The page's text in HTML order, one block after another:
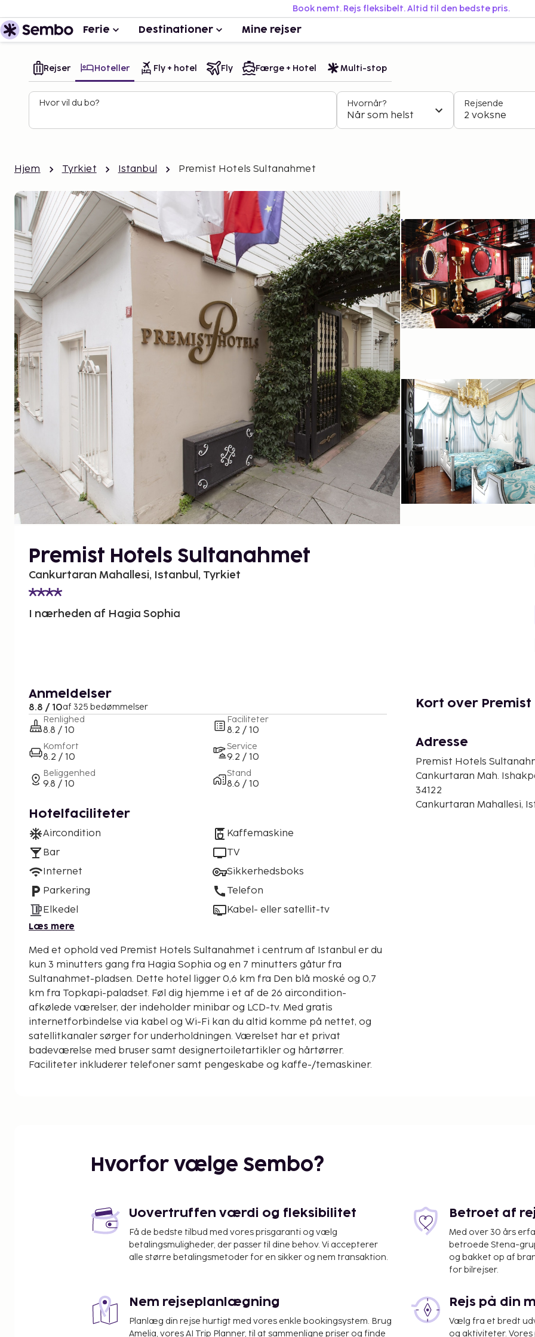
Book nemt. Rejs fleksibelt. Altid til den bedste pris.
Ferie Destinationer Mine rejser
Rejser Hoteller Fly + hotel Fly Færge + Hotel Multi-stop
Hvor vil du bo? Hvornår?
Når som helst
Rejsende
2 voksne
Hjem Tyrkiet Istanbul Premist Hotels Sultanahmet
Premist Hotels Sultanahmet
Cankurtaran Mahallesi, Istanbul, Tyrkiet
I nærheden af Hagia Sophia
Anmeldelser
8.8 / 10af 325 bedømmelser
Renlighed
8.8 / 10
Komfort
8.2 / 10
Beliggenhed
9.8 / 10
Faciliteter
8.2 / 10
Service
9.2 / 10
Stand
8.6 / 10
Hotelfaciliteter
Aircondition
Bar
Internet
Parkering
Elkedel
Kaffemaskine
TV
Sikkerhedsboks
Telefon
Kabel- eller satellit-tv
Læs mere
Med et ophold ved Premist Hotels Sultanahmet i centrum af Istanbul er du
kun 3 minutters gang fra Hagia Sophia og en 7 minutters gåtur fra
Sultanahmet-pladsen. Dette hotel ligger 0,6 km fra Den blå moské og 0,7
km fra Topkapi-paladset. Føl dig hjemme i et af de 26 aircondition-
afkølede værelser, der indeholder minibar og LCD-tv. Med gratis
internetforbindelse via kabel og Wi-Fi kan du altid komme på nettet, og
satellitkanaler sørger for underholdningen. Værelset har et privat
badeværelse med bruser samt designertoiletartikler og hårtørrer.
Faciliteter inkluderer telefoner samt pengeskabe og kaffe-/temaskiner.
Sultanahmet-pladsen - 0,6 km
Den blå moské - 0,6 km
Lille Hagia Sophia - 1,1 km
Den Store Bazar - 1,4 km
Eminonu Pier - 1,5 km
Den Egytpiske Basar - 1,6 km
Bosporus - 2 km
Den nærmeste lufthavn er:
Sabiha Gokcen International Airport (SAW) - 45,2 km
Kort over
Adresse
Premist Hotels
Cankurtaran Mah.
34122
Cankurtaran Mahallesi,
Hvorfor vælge Sembo?
Uovertruffen værdi og fleksibilitet
Få de bedste tilbud med vores prisgaranti og vælg
betalingsmuligheder, der passer til dine behov. Vi accepterer
alle større betalingsmetoder for en sikker og nem transaktion.
Betroet af
Med over 30 års
betroede Stena-
og bakket op af
for bilrejser.
Nem rejseplanlægning
Planlæg din rejse hurtigt med vores enkle bookingsystem. Brug
Amelia, vores AI Trip Planner, til at sammenligne priser og finde
Rejs på din
Vælg fra et bredt
og aktiviteter.